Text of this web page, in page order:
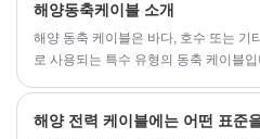
해양동축케이블 소개
해양 동축 케이블은 바다, 호수 또는 기
로 사용되는 특수 유형의 동축 케이블
해양 전력 케이블에는 어떤 표준